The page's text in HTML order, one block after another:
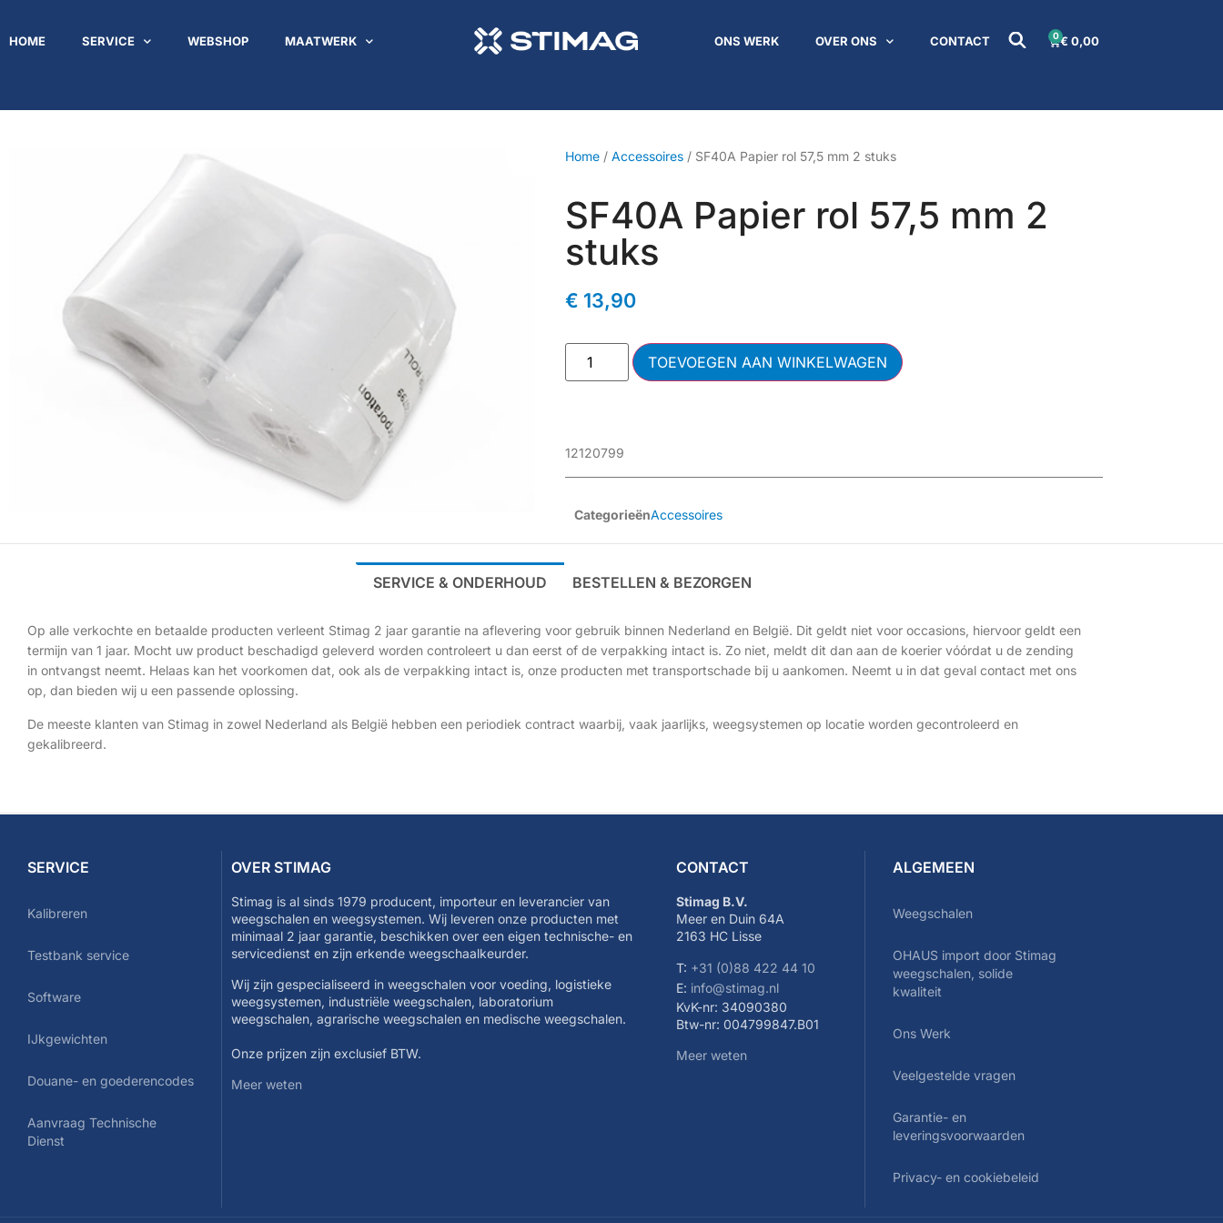
HOME SERVICE WEBSHOP MAATWERK ONS WERK OVER ONS CONTACT € 0,00
0
Home / Accessoires / SF40A Papier rol 57,5 mm 2 stuks
SF40A Papier rol 57,5 mm 2
stuks
€ 13,90
TOEVOEGEN AAN WINKELWAGEN
12120799
CategorieënAccessoires
SERVICE & ONDERHOUD BESTELLEN & BEZORGEN
Op alle verkochte en betaalde producten verleent Stimag 2 jaar garantie na aflevering voor gebruik binnen Nederland en België. Dit geldt niet voor occasions, hiervoor geldt een
termijn van 1 jaar. Mocht uw product beschadigd geleverd worden controleert u dan eerst of de verpakking intact is. Zo niet, meldt dit dan aan de koerier vóórdat u de zending
in ontvangst neemt. Helaas kan het voorkomen dat, ook als de verpakking intact is, onze producten met transportschade bij u aankomen. Neemt u in dat geval contact met ons
op, dan bieden wij u een passende oplossing.
De meeste klanten van Stimag in zowel Nederland als België hebben een periodiek contract waarbij, vaak jaarlijks, weegsystemen op locatie worden gecontroleerd en
gekalibreerd.
SERVICE
Kalibreren
Testbank service
Software
IJkgewichten
Douane- en goederencodes
Aanvraag Technische
Dienst
OVER STIMAG
Stimag is al sinds 1979 producent, importeur en leverancier van
weegschalen en weegsystemen. Wij leveren onze producten met
minimaal 2 jaar garantie, beschikken over een eigen technische- en
servicedienst en zijn erkende weegschaalkeurder.
Wij zijn gespecialiseerd in weegschalen voor voeding, logistieke
weegsystemen, industriële weegschalen, laboratorium
weegschalen, agrarische weegschalen en medische weegschalen.
Onze prijzen zijn exclusief BTW.
Meer weten
CONTACT
Stimag B.V.
Meer en Duin 64A
2163 HC Lisse
T: +31 (0)88 422 44 10
E: info@stimag.nl
KvK-nr: 34090380
Btw-nr: 004799847.B01
Meer weten
ALGEMEEN
Weegschalen
OHAUS import door Stimag
weegschalen, solide
kwaliteit
Ons Werk
Veelgestelde vragen
Garantie- en
leveringsvoorwaarden
Privacy- en cookiebeleid